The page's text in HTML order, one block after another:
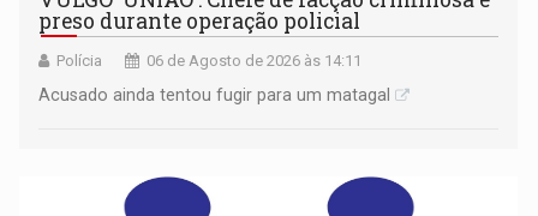
preso durante operação policial
Polícia 06 de Agosto de 2026 às 14:11
Acusado ainda tentou fugir para um matagal